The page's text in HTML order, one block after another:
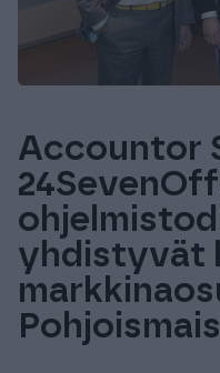
Accountor
yhdistyvät